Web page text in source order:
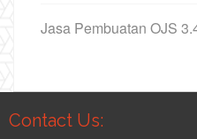
Jasa Pembuatan OJS
Contact Us: